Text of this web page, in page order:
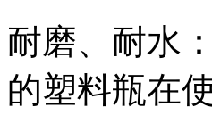
耐磨、耐水
的塑料瓶在